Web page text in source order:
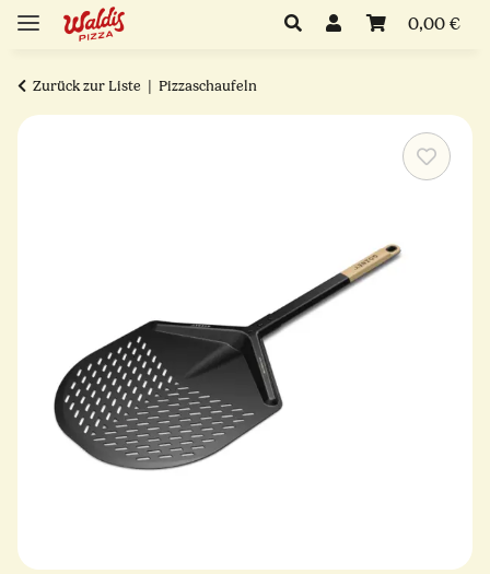
0,00 €
Zurück zur Liste Pizzaschaufeln